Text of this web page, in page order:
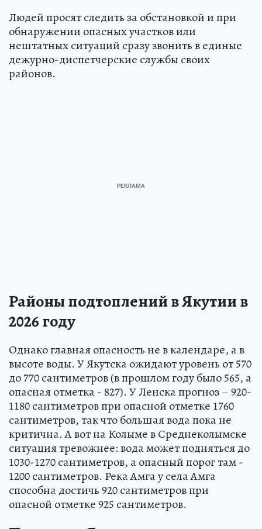
Людей просят следить за обстановкой и при
обнаружении опасных участков или
нештатных ситуаций сразу звонить в единые
дежурно-диспетчерские службы своих
районов.
Районы подтоплений в Якутии в
2026 году
Однако главная опасность не в календаре, а в
высоте воды. У Якутска ожидают уровень от 570
до 770 сантиметров (в прошлом году было 565, а
опасная отметка - 827). У Ленска прогноз – 920-
1180 сантиметров при опасной отметке 1760
сантиметров, так что большая вода пока не
критична. А вот на Колыме в Среднеколымске
ситуация тревожнее: вода может подняться до
1030-1270 сантиметров, а опасный порог там -
1200 сантиметров. Река Амга у села Амга
способна достичь 920 сантиметров при
опасной отметке 925 сантиметров.